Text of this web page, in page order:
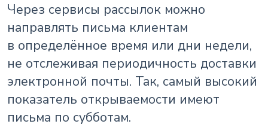
Через сервисы рассылок можно
направлять письма клиентам
в определённое время или дни недели,
не отслеживая периодичность доставки
электронной почты. Так, самый высокий
показатель открываемости имеют
письма по субботам.